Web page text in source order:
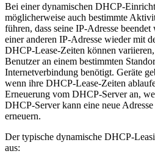
Bei einer dynamischen DHCP-
möglicherweise auch bestimmte
führen, dass seine IP-Adresse
einer anderen IP-Adresse wieder mit
DHCP-Lease-Zeiten können
Benutzer an einem bestimmten
Internetverbindung benötigt. Geräte
wenn ihre DHCP-Lease-Zeiten
Erneuerung vom DHCP-Server an,
DHCP-Server kann eine neue
erneuern.
Der typische dynamische DHCP-
aus: